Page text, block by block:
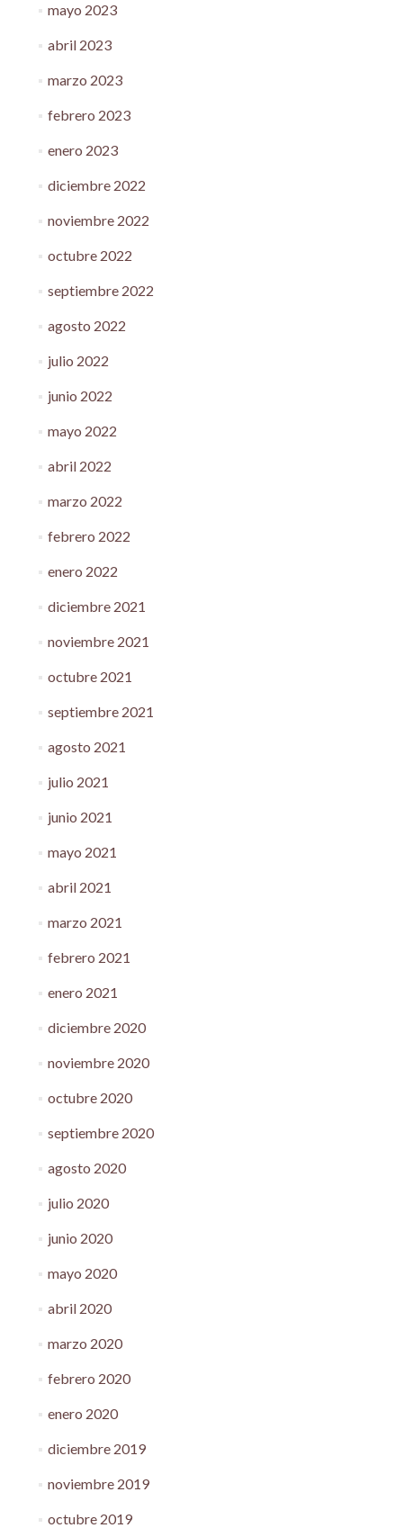
mayo 2023
abril 2023
marzo 2023
febrero 2023
enero 2023
diciembre 2022
noviembre 2022
octubre 2022
septiembre 2022
agosto 2022
julio 2022
junio 2022
mayo 2022
abril 2022
marzo 2022
febrero 2022
enero 2022
diciembre 2021
noviembre 2021
octubre 2021
septiembre 2021
agosto 2021
julio 2021
junio 2021
mayo 2021
abril 2021
marzo 2021
febrero 2021
enero 2021
diciembre 2020
noviembre 2020
octubre 2020
septiembre 2020
agosto 2020
julio 2020
junio 2020
mayo 2020
abril 2020
marzo 2020
febrero 2020
enero 2020
diciembre 2019
noviembre 2019
octubre 2019